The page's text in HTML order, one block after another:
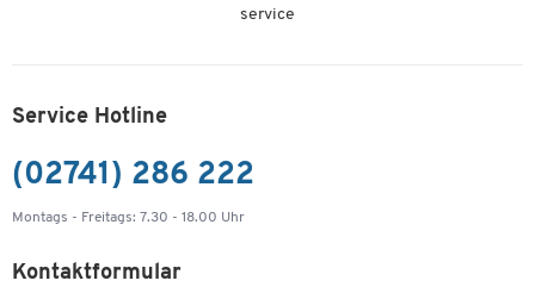
service
Service Hotline
(02741) 286 222
Montags - Freitags: 7.30 - 18.00 Uhr
Kontaktformular